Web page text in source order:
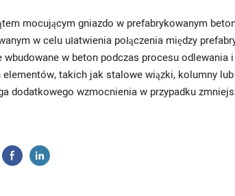
mocującym gniazdo w prefabrykowanym
w celu ułatwienia połączenia między
wbudowane w beton podczas procesu odlewania
elementów, takich jak stalowe wiązki, kolumny
dodatkowego wzmocnienia w przypadku